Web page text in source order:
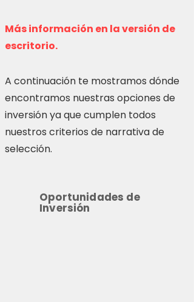
Más información en la versión de
escritorio.
A continuación te mostramos dónde
encontramos nuestras opciones de
inversión ya que cumplen todos
nuestros criterios de narrativa de
selección.
Oportunidades de
Inversión